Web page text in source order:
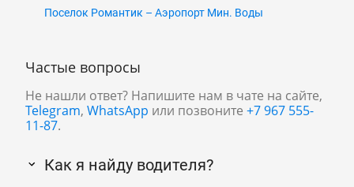
Поселок Романтик – Аэропорт Мин. Воды
Частые вопросы
Не нашли ответ? Напишите нам в чате на сайте,
Telegram, WhatsApp или позвоните +7 967 555-
11-87.
Как я найду водителя?